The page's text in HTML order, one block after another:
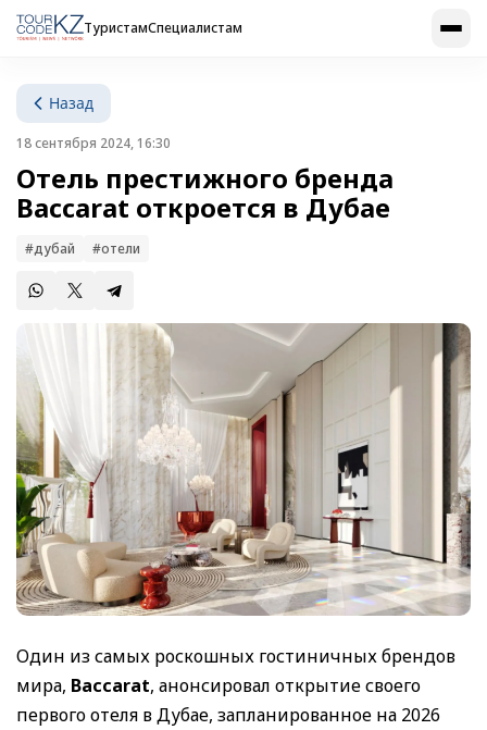
ТуристамСпециалистам
Назад
18 сентября 2024, 16:30
Отель престижного бренда
Baccarat откроется в Дубае
#дубай #отели
Один из самых роскошных гостиничных брендов
мира, Baccarat, анонсировал открытие своего
первого отеля в Дубае, запланированное на 2026